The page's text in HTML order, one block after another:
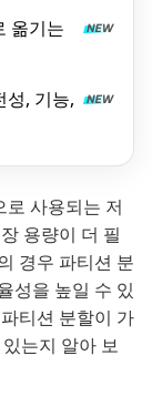
옮기는
성, 기능,
로 사용되는 저
용량이 더 필
경우 파티션 분
성을 높일 수 있
티션 분할이 가
는지 알아 보